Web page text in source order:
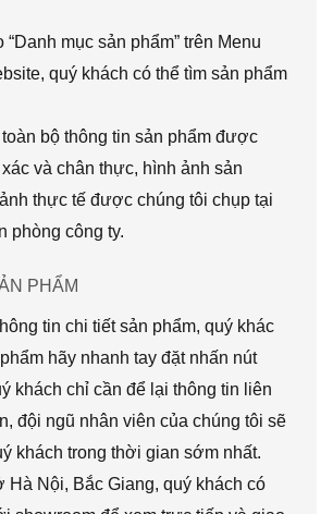
“Danh mục sản phẩm” trên Menu
quý khách có thể tìm sản phẩm
bộ thông tin sản phẩm được
và chân thực, hình ảnh sản
thực tế được chúng tôi chụp tại
phòng công ty.
PHẨM
tin chi tiết sản phẩm, quý khác
hãy nhanh tay đặt nhấn nút
khách chỉ cần để lại thông tin liên
đội ngũ nhân viên của chúng tôi sẽ
khách trong thời gian sớm nhất.
Nội, Bắc Giang, quý khách có